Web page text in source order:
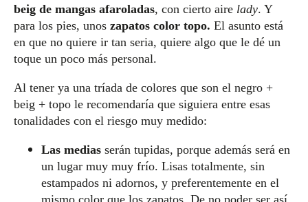
beig de mangas afaroladas, con cierto aire lady. Y
para los pies, unos zapatos color topo. El asunto está
en que no quiere ir tan seria, quiere algo que le dé un
toque un poco más personal.
Al tener ya una tríada de colores que son el negro +
beig + topo le recomendaría que siguiera entre esas
tonalidades con el riesgo muy medido:
Las medias serán tupidas, porque además será en
un lugar muy muy frío. Lisas totalmente, sin
estampados ni adornos, y preferentemente en el
mismo color que los zapatos. De no poder ser así,